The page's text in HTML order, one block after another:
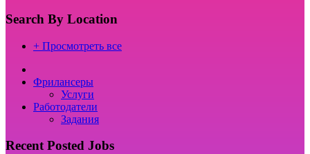
Search By Location
+ Просмотреть все
Фрилансеры
Услуги
Работодатели
Задания
Recent Posted Jobs